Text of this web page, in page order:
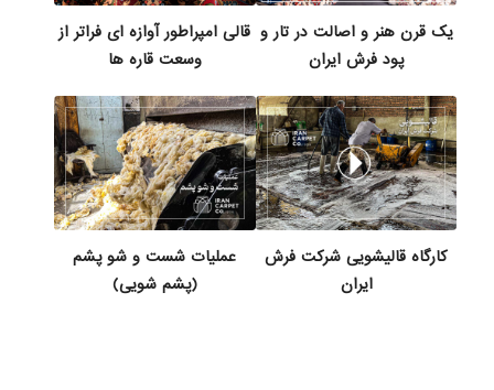
یک قرن هنر و اصالت در تار و
پود فرش ایران
قالی امپراطور آوازه ای فراتر از
وسعت قاره ها
کارگاه قالیشویی شرکت فرش
ایران
عملیات شست و شو پشم
(پشم شویی)